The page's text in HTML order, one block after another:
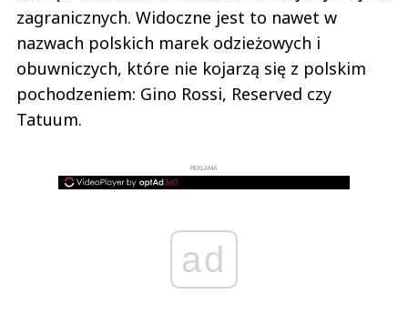
zagranicznych. Widoczne jest to nawet w
nazwach polskich marek odzieżowych i
obuwniczych, które nie kojarzą się z polskim
pochodzeniem: Gino Rossi, Reserved czy
Tatuum.
REKLAMA
ad